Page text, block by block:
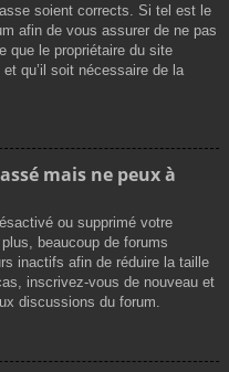
soient corrects. Si tel est le
afin de vous assurer de ne pas
que le propriétaire du site
qu’il soit nécessaire de la
mais ne peux à
ou supprimé votre
beaucoup de forums
inactifs afin de réduire la taille
inscrivez-vous de nouveau et
discussions du forum.